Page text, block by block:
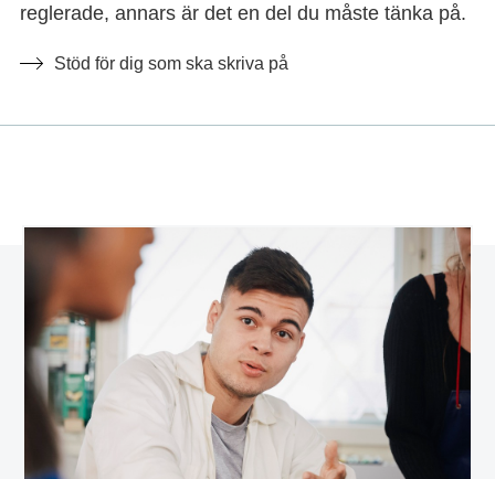
reglerade, annars är det en del du måste tänka på.
Stöd för dig som ska skriva på